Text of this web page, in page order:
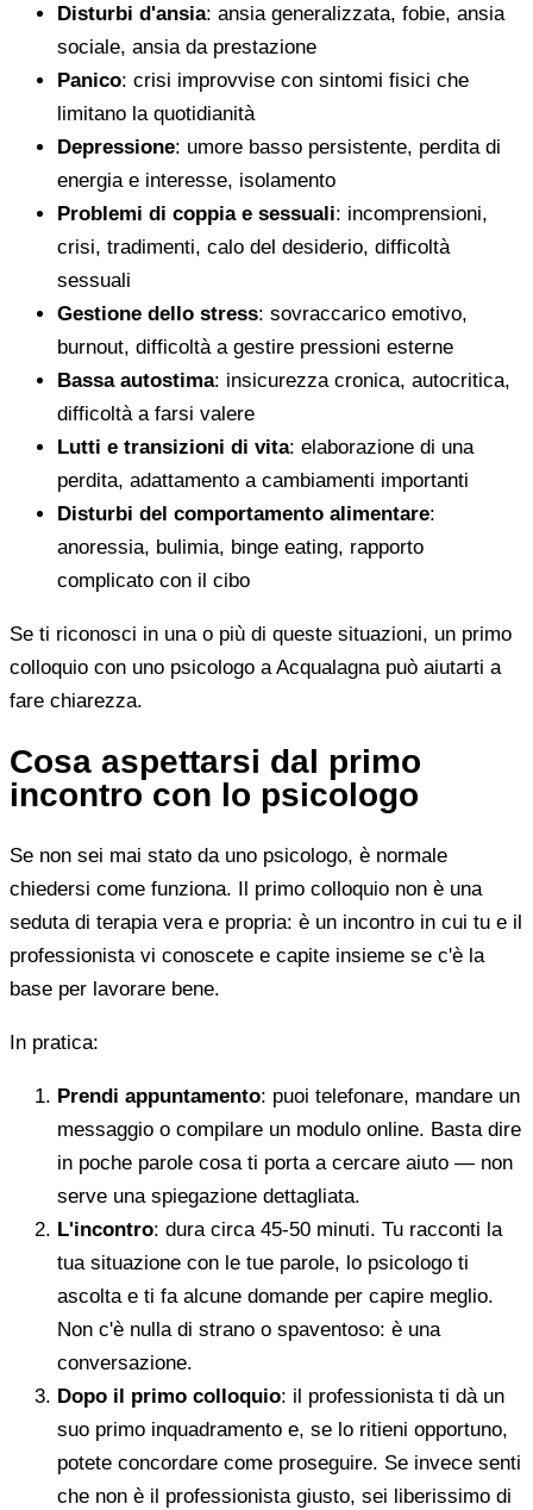
Disturbi d'ansia: ansia generalizzata, fobie, ansia
sociale, ansia da prestazione
Panico: crisi improvvise con sintomi fisici che
limitano la quotidianità
Depressione: umore basso persistente, perdita di
energia e interesse, isolamento
Problemi di coppia e sessuali: incomprensioni,
crisi, tradimenti, calo del desiderio, difficoltà
sessuali
Gestione dello stress: sovraccarico emotivo,
burnout, difficoltà a gestire pressioni esterne
Bassa autostima: insicurezza cronica, autocritica,
difficoltà a farsi valere
Lutti e transizioni di vita: elaborazione di una
perdita, adattamento a cambiamenti importanti
Disturbi del comportamento alimentare:
anoressia, bulimia, binge eating, rapporto
complicato con il cibo
Se ti riconosci in una o più di queste situazioni, un primo
colloquio con uno psicologo a Acqualagna può aiutarti a
fare chiarezza.
Cosa aspettarsi dal primo
incontro con lo psicologo
Se non sei mai stato da uno psicologo, è normale
chiedersi come funziona. Il primo colloquio non è una
seduta di terapia vera e propria: è un incontro in cui tu e il
professionista vi conoscete e capite insieme se c'è la
base per lavorare bene.
In pratica:
Prendi appuntamento: puoi telefonare, mandare un
messaggio o compilare un modulo online. Basta dire
in poche parole cosa ti porta a cercare aiuto — non
serve una spiegazione dettagliata.
L'incontro: dura circa 45-50 minuti. Tu racconti la
tua situazione con le tue parole, lo psicologo ti
ascolta e ti fa alcune domande per capire meglio.
Non c'è nulla di strano o spaventoso: è una
conversazione.
Dopo il primo colloquio: il professionista ti dà un
suo primo inquadramento e, se lo ritieni opportuno,
potete concordare come proseguire. Se invece senti
che non è il professionista giusto, sei liberissimo di